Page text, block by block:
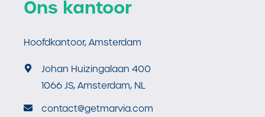
Ons kantoor
Hoofdkantoor, Amsterdam
Johan Huizingalaan 400
1066 JS, Amsterdam, NL
contact@getmarvia.com